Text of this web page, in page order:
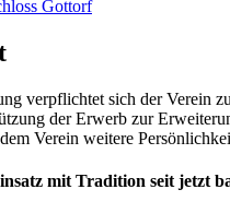
verpflichtet sich der Verein
der Erwerb zur
Verein weitere
mit Tradition seit jetzt